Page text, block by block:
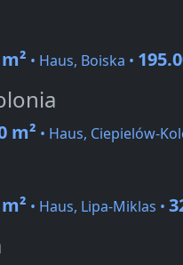
• Haus, Boiska •
m² • Haus, Ciepielów-
• Haus, Lipa-Miklas •